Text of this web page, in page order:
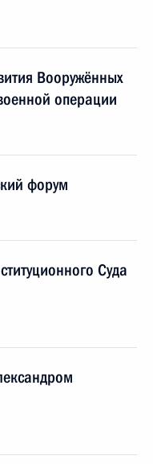
Вооружённых
операции
форум
Суда